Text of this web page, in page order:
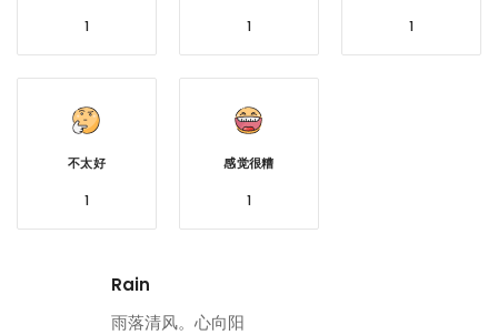
1 1 1
不太好
1
感觉很糟
1
Rain
雨落清风。心向阳